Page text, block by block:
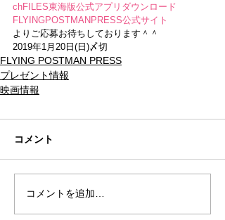
chFILES東海版公式アプリダウンロード
FLYINGPOSTMANPRESS公式サイト
よりご応募お待ちしております＾＾
2019年1月20日(日)〆切
FLYING POSTMAN PRESS
プレゼント情報
映画情報
コメント
コメントを追加…